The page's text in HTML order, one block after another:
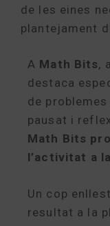
de les eines
plantejament
A Math Bits,
destaca
de
pausat i
Math Bits
l’activitat a
Un cop
resultat a la